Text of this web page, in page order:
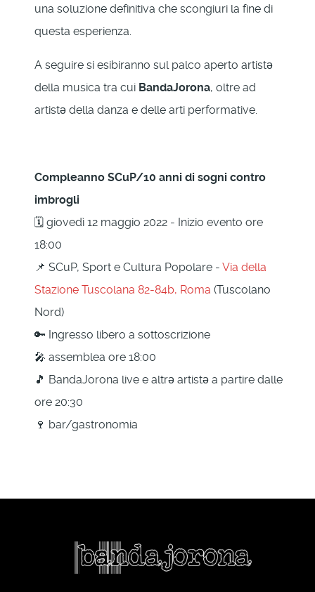
una soluzione definitiva che scongiuri la fine di
questa esperienza.
A seguire si esibiranno sul palco aperto artistə
della musica tra cui BandaJorona, oltre ad
artistə della danza e delle arti performative.
Compleanno SCuP/10 anni di sogni contro
imbrogli
🗓 giovedì 12 maggio 2022 - Inizio evento ore
18:00
📌 SCuP, Sport e Cultura Popolare - Via della
Stazione Tuscolana 82-84b, Roma (Tuscolano
Nord)
🔑 Ingresso libero a sottoscrizione
🎤 assemblea ore 18:00
🎵 BandaJorona live e altrə artistə a partire dalle
ore 20:30
🍷 bar/gastronomia